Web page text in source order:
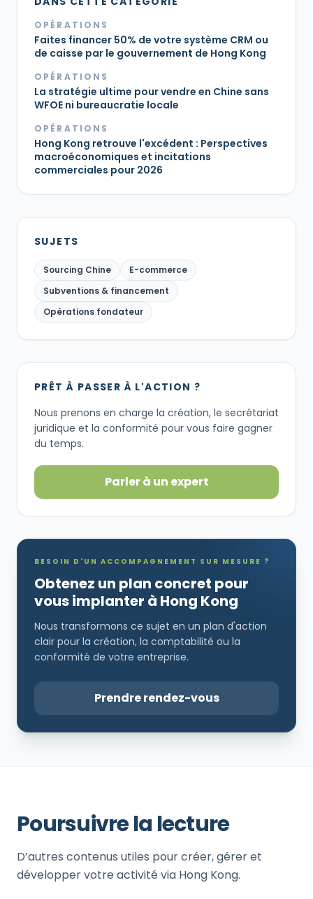
OPÉRATIONS
Faites financer 50% de votre système CRM ou
de caisse par le gouvernement de Hong Kong
OPÉRATIONS
La stratégie ultime pour vendre en Chine sans
WFOE ni bureaucratie locale
OPÉRATIONS
Hong Kong retrouve l'excédent : Perspectives
macroéconomiques et incitations
commerciales pour 2026
SUJETS
Sourcing Chine
E-commerce
Subventions & financement
Opérations fondateur
PRÊT À PASSER À L'ACTION ?
Nous prenons en charge la création, le secrétariat
juridique et la conformité pour vous faire gagner
du temps.
Parler à un expert
BESOIN D'UN ACCOMPAGNEMENT SUR MESURE ?
Obtenez un plan concret pour
vous implanter à Hong Kong
Nous transformons ce sujet en un plan d'action
clair pour la création, la comptabilité ou la
conformité de votre entreprise.
Prendre rendez-vous
Poursuivre la lecture
D’autres contenus utiles pour créer, gérer et
développer votre activité via Hong Kong.